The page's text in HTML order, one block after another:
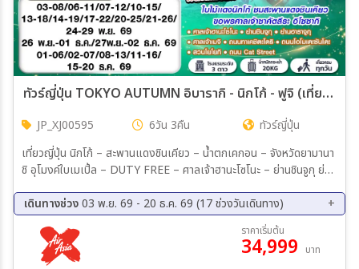
ทัวร์ญี่ปุ่น TOKYO AUTUMN อิบารากิ - นิกโก้ - ฟูจิ (เที่ยวเต็ม) 6วัน 3คืน (XJ)
JP_XJ00595 6วัน 3คืน
ทัวร์ญี่ปุ่น
เที่ยวญี่ปุ่น นิกโก้ – สะพานแดงชินเคียว – น้ำตกเคกอน – จังหวัดยามานา
ชิ อุโมงค์ใบเมเปิ้ล – DUTY FREE – ศาลเจ้าฮานะโซโนะ – ย่านชินจูกุ ย่าน
โดริ – ถนนโอโมเตะซันโดะ – ถนน CAT STREET
เดินทางช่วง03 พ.ย. 69 - 20 ธ.ค. 69 (17 ช่วงวันเดินทาง)
03 พ.ย. 69 - 08 พ.ย. 69
06 พ.ย. 69 - 11 พ.ย. 69
07 พ.ย. 69 - 12 พ.ย. 69
10 พ.ย. 69 - 15 พ.ย. 69
13 พ.ย. 69 - 18 พ.ย. 69
14 พ.ย. 69 - 19 พ.ย. 69
ราคาเริ่มต้น
34,999 บาท